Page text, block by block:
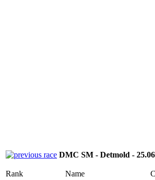
DMC SM - Detmold -
Rank Name